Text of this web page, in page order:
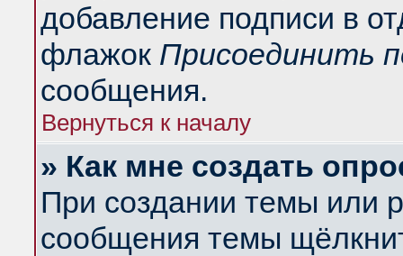
добавление подписи в
флажок Присоединить
сообщения.
Вернуться к началу
» Как мне создать
При создании темы или
сообщения темы